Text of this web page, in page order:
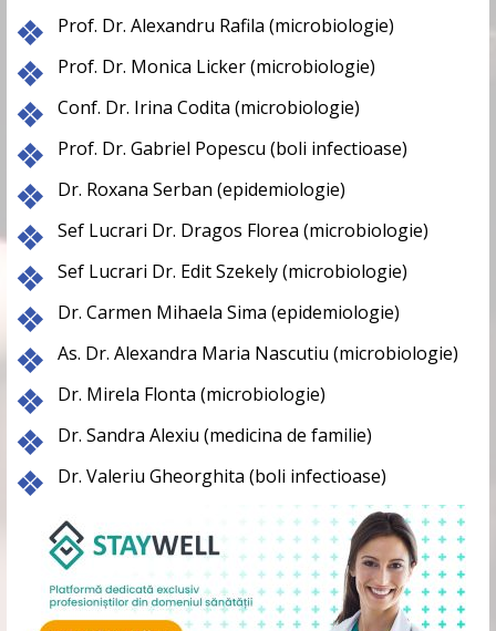
Prof. Dr. Alexandru Rafila (microbiologie)
Prof. Dr. Monica Licker (microbiologie)
Conf. Dr. Irina Codita (microbiologie)
Prof. Dr. Gabriel Popescu (boli infectioase)
Dr. Roxana Serban (epidemiologie)
Sef Lucrari Dr. Dragos Florea (microbiologie)
Sef Lucrari Dr. Edit Szekely (microbiologie)
Dr. Carmen Mihaela Sima (epidemiologie)
As. Dr. Alexandra Maria Nascutiu (microbiologie)
Dr. Mirela Flonta (microbiologie)
Dr. Sandra Alexiu (medicina de familie)
Dr. Valeriu Gheorghita (boli infectioase)